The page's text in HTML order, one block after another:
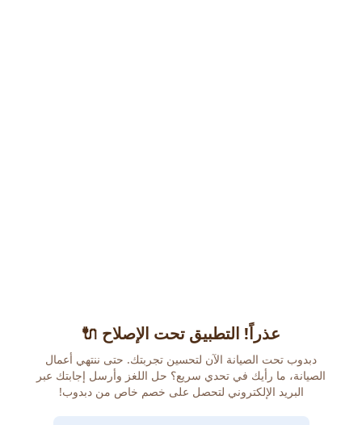
عذراً! التطبيق تحت الإصلاح 🔌
دبدوب تحت الصيانة الآن لتحسين تجربتك. حتى ننتهي أعمال
الصيانة، ما رأيك في تحدي سريع؟ حل اللغز وأرسل إجابتك عبر
البريد الإلكتروني لتحصل على خصم خاص من دبدوب!